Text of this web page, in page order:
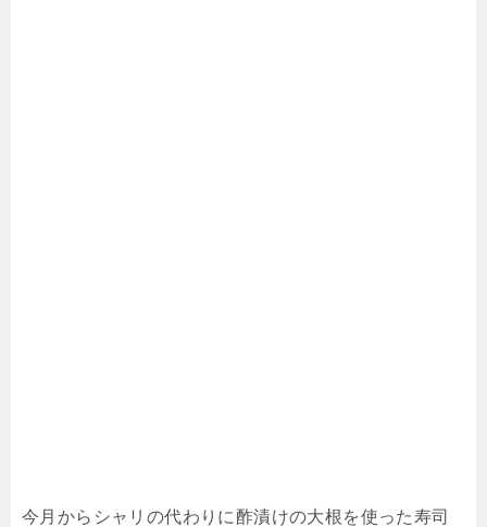
今月からシャリの代わりに酢漬けの大根を使った寿司